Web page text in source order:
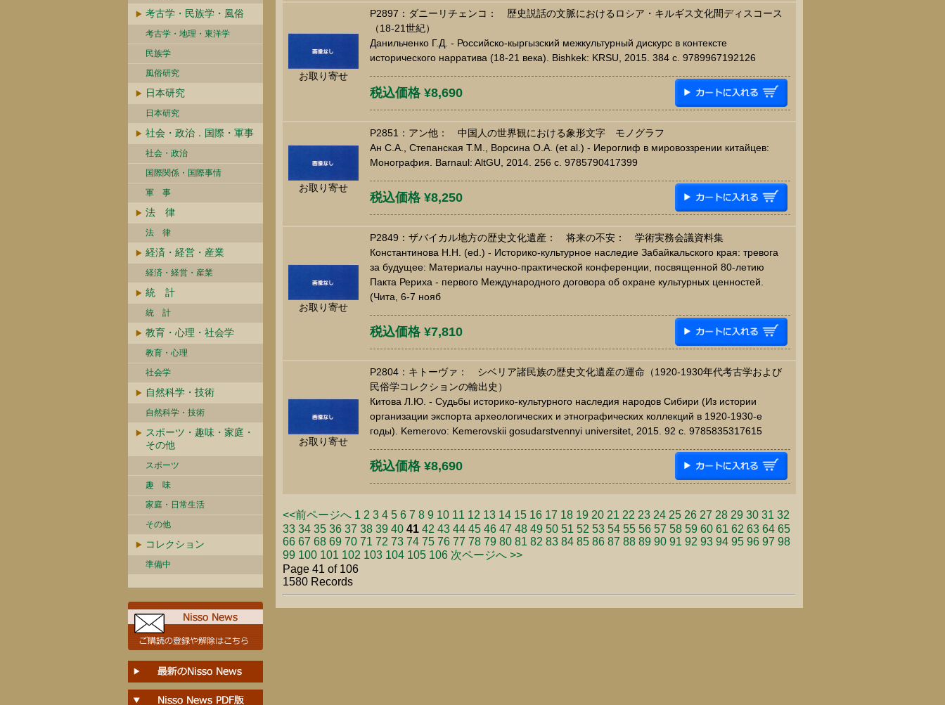
考古学・民族学・風俗
考古学・地理・東洋学
民族学
風俗研究
日本研究
日本研究
社会・政治．国際・軍事
社会・政治
国際関係・国際事情
軍 事
法 律
法 律
経済・経営・産業
経済・経営・産業
統 計
統 計
教育・心理・社会学
教育・心理
社会学
自然科学・技術
自然科学・技術
スポーツ・趣味・家庭・
その他
スポーツ
趣 味
家庭・日常生活
その他
コレクション
準備中
お取り寄せ
P2897：ダニーリチェンコ： 歴史説話の文脈におけるロシア・キルギス文化間ディスコース
（18-21世紀）
Данильченко Г.Д. - Российско-кыргызский межкультурный дискурс в контексте
исторического нарратива (18-21 века). Bishkek: KRSU, 2015. 384 c. 9789967192126
税込価格 ¥8,690
お取り寄せ
P2851：アン他： 中国人の世界観における象形文字 モノグラフ
Ан С.А., Степанская Т.М., Ворсина О.А. (et al.) - Иероглиф в мировоззрении китайцев:
Монография. Barnaul: AltGU, 2014. 256 c. 9785790417399
税込価格 ¥8,250
お取り寄せ
P2849：ザバイカル地方の歴史文化遺産： 将来の不安： 学術実務会議資料集
Константинова Н.Н. (ed.) - Историко-культурное наследие Забайкальского края: тревога
за будущее: Материалы научно-практической конференции, посвященной 80-летию
Пакта Рериха - первого Международного договора об охране культурных ценностей.
(Чита, 6-7 нояб
税込価格 ¥7,810
お取り寄せ
P2804：キトーヴァ： シベリア諸民族の歴史文化遺産の運命（1920-1930年代考古学および
民俗学コレクションの輸出史）
Китова Л.Ю. - Судьбы историко-культурного наследия народов Сибири (Из истории
организации экспорта археологических и этнографических коллекций в 1920-1930-е
годы). Kemerovo: Kemerovskii gosudarstvennyi universitet, 2015. 92 c. 9785835317615
税込価格 ¥8,690
<<前ページへ 1 2 3 4 5 6 7 8 9 10 11 12 13 14 15 16 17 18 19 20 21 22 23 24 25 26 27 28 29 30 31 32
33 34 35 36 37 38 39 40 41 42 43 44 45 46 47 48 49 50 51 52 53 54 55 56 57 58 59 60 61 62 63 64 65
66 67 68 69 70 71 72 73 74 75 76 77 78 79 80 81 82 83 84 85 86 87 88 89 90 91 92 93 94 95 96 97 98
99 100 101 102 103 104 105 106 次ページへ >>
Page 41 of 106
1580 Records